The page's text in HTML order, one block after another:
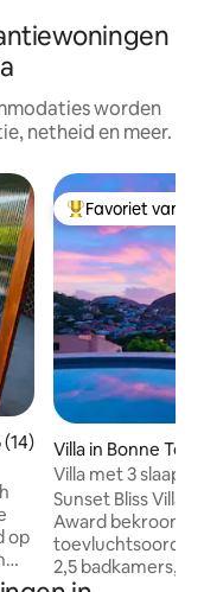
worden
netheid en meer.
beoordeling
(14)
op
Topfavoriet van
Favoriet van
Villa in Bonne
Villa met 3
zeezicht, 10 min
Sunset Bliss Villa
Award bekroond
toevluchtsoord
2,5 badkamers,